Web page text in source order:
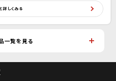
詳しくみる
一覧を見る